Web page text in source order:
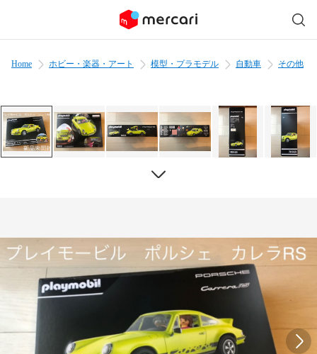
Home ホビー・楽器・アート 模型・プラモデル 自動車 その他